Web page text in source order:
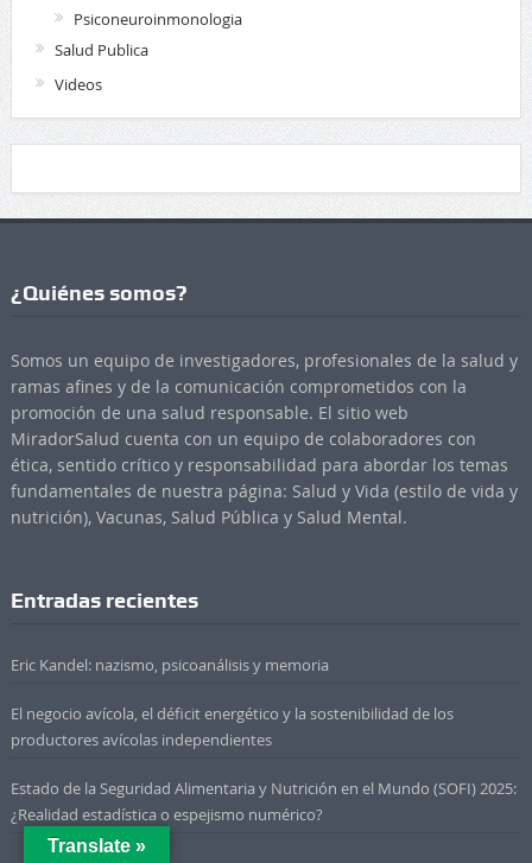
Psiconeuroinmonologia
Salud Publica
Videos
¿Quiénes somos?
Somos un equipo de investigadores, profesionales de la salud y
ramas afines y de la comunicación comprometidos con la
promoción de una salud responsable. El sitio web
MiradorSalud cuenta con un equipo de colaboradores con
ética, sentido crítico y responsabilidad para abordar los temas
fundamentales de nuestra página: Salud y Vida (estilo de vida y
nutrición), Vacunas, Salud Pública y Salud Mental.
Entradas recientes
Eric Kandel: nazismo, psicoanálisis y memoria
El negocio avícola, el déficit energético y la sostenibilidad de los
productores avícolas independientes
Estado de la Seguridad Alimentaria y Nutrición en el Mundo (SOFI) 2025:
¿Realidad estadística o espejismo numérico?
Translate »